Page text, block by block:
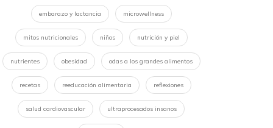
embarazo y lactancia microwellness
mitos nutricionales niños nutrición y piel
nutrientes obesidad odas a los grandes alimentos
recetas reeducación alimentaria reflexiones
salud cardiovascular ultraprocesados insanos